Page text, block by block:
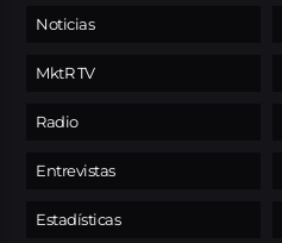
Noticias
MktR TV
Radio
Entrevistas
Estadísticas